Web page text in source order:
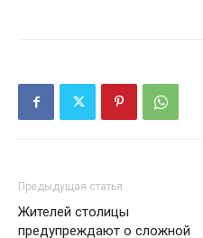
Предыдущая статья
Жителей столицы
предупреждают о сложной